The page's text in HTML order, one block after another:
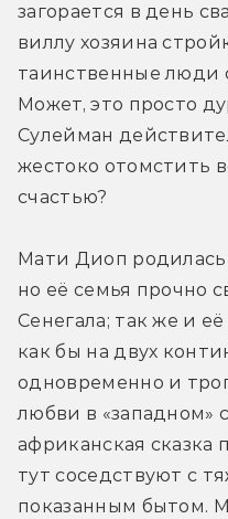
загорается в день
виллу хозяина
таинственные люди
Может, это просто
Сулейман
жестоко отомстить
счастью?
Мати Диоп
но её семья прочно
Сенегала; так же и
как бы на двух
одновременно и
любви в «западном»
африканская сказка
тут соседствуют с
показанным бытом.